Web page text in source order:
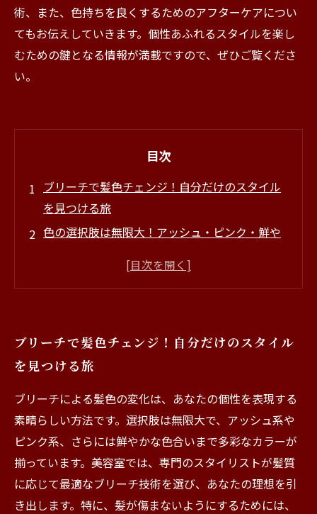
術、また、色持ちを良くするためのアフターケアについ
てもお伝えしていきます。個性あふれるスタイルを楽し
むための鍵となる情報が満載ですので、ぜひご覧くださ
い。
目次
ブリーチで髪色チェンジ！自分だけのスタイル
を見つける旅
色の選択肢は無限大！アッシュ・ピンク・鮮や
髪質に合わせたブリーチ施術の楽しみ方
美髪を保つ！理想のアフターケアテクニック
美容室での施術を成功させるためのポイントと
は？
ブリーチで髪色チェンジ！自分だけのスタイル
を見つける旅
ブリーチによる髪色の変化は、あなたの個性を表現する
素晴らしい方法です。選択肢は無限大で、アッシュ系や
ピンク系、さらには鮮やかな色合いまで多彩なカラーが
揃っています。美容室では、専門のスタイリストが髪質
に応じて最適なブリーチ技術を選び、あなたの理想を引
き出します。特に、髪が傷まないようにするためには、